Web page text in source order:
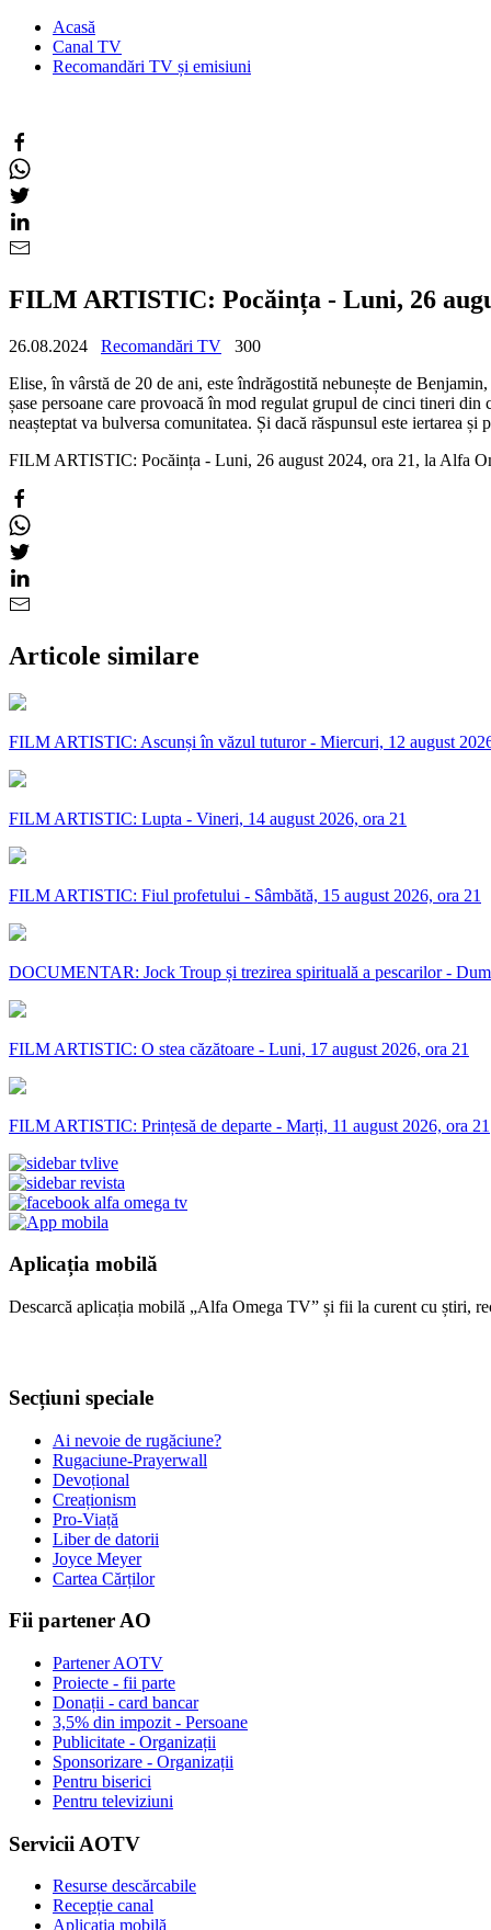
Acasă
Canal TV
Recomandări TV și emisiuni
FILM ARTISTIC: Pocăința - Luni, 26
26.08.2024 Recomandări TV
300
Elise, în vârstă de 20 de ani, este îndrăgostită nebunește de
șase persoane care provoacă în mod regulat grupul de cinci tineri
neașteptat va bulversa comunitatea. Și dacă răspunsul este iertarea și
FILM ARTISTIC: Pocăința - Luni, 26 august 2024, ora 21, la Alfa
Articole similare
FILM ARTISTIC: Ascunși în văzul tuturor - Miercuri, 12 august
FILM ARTISTIC: Lupta - Vineri, 14 august 2026, ora 21
FILM ARTISTIC: Fiul profetului - Sâmbătă, 15 august 2026, ora 21
DOCUMENTAR: Jock Troup și trezirea spirituală a pescarilor -
FILM ARTISTIC: O stea căzătoare - Luni, 17 august 2026, ora 21
FILM ARTISTIC: Prințesă de departe - Marți, 11 august 2026, ora 21
Aplicația mobilă
Descarcă aplicația mobilă „Alfa Omega TV” și fii la curent cu știri,
Secțiuni speciale
Ai nevoie de rugăciune?
Rugaciune-Prayerwall
Devoțional
Creaționism
Pro-Viață
Liber de datorii
Joyce Meyer
Cartea Cărților
Fii partener AO
Partener AOTV
Proiecte - fii parte
Donații - card bancar
3,5% din impozit - Persoane
Publicitate - Organizații
Sponsorizare - Organizații
Pentru biserici
Pentru televiziuni
Servicii AOTV
Resurse descărcabile
Recepție canal
Aplicația mobilă